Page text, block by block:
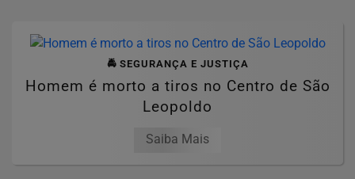
🚔 SEGURANÇA E JUSTIÇA
Homem é morto a tiros no Centro de São
Leopoldo
Saiba Mais